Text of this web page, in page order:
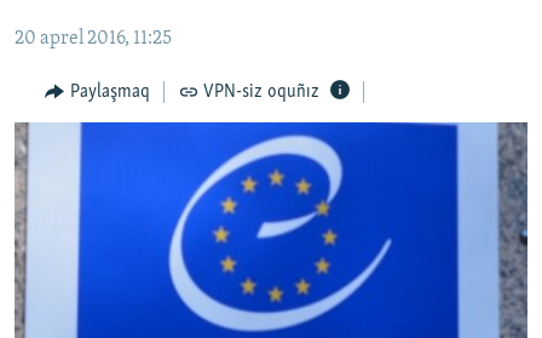
İNSAN AQLARI
VİDEO
SÜRET
BLOGLAR
FİKİR
Русский
20 aprel 2016, 11:25
Paylaşmaq VPN-siz oquñız